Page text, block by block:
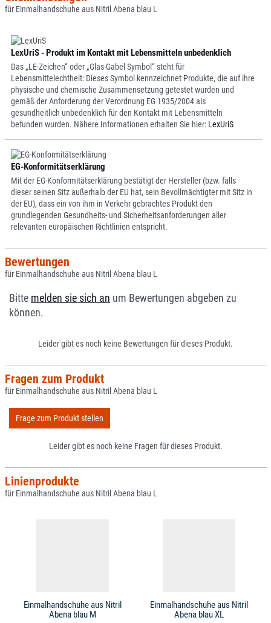
für Einmalhandschuhe aus Nitril Abena blau L
LexUriS - Produkt im Kontakt mit Lebensmitteln unbedenklich
Das „LE-Zeichen“ oder „Glas-Gabel Symbol“ steht für
Lebensmittelechtheit: Dieses Symbol kennzeichnet Produkte, die auf ihre
physische und chemische Zusammensetzung getestet wurden und
gemäß der Anforderung der Verordnung EG 1935/2004 als
gesundheitlich unbedenklich für den Kontakt mit Lebensmitteln
befunden wurden. Nähere Informationen erhalten Sie hier: LexUriS
EG-Konformitätserklärung
Mit der EG-Konformitätserklärung bestätigt der Hersteller (bzw. falls
dieser seinen Sitz außerhalb der EU hat, sein Bevollmächtigter mit Sitz in
der EU), dass ein von ihm in Verkehr gebrachtes Produkt den
grundlegenden Gesundheits- und Sicherheitsanforderungen aller
relevanten europäischen Richtlinien entspricht.
Bewertungen
für Einmalhandschuhe aus Nitril Abena blau L
Bitte melden sie sich an um Bewertungen abgeben zu
können.
Leider gibt es noch keine Bewertungen für dieses Produkt.
Fragen zum Produkt
für Einmalhandschuhe aus Nitril Abena blau L
Frage zum Produkt stellen
Leider gibt es noch keine Fragen für dieses Produkt.
Linienprodukte
für Einmalhandschuhe aus Nitril Abena blau L
Einmalhandschuhe aus Nitril
Abena blau M
Einmalhandschuhe aus Nitril
Abena blau XL